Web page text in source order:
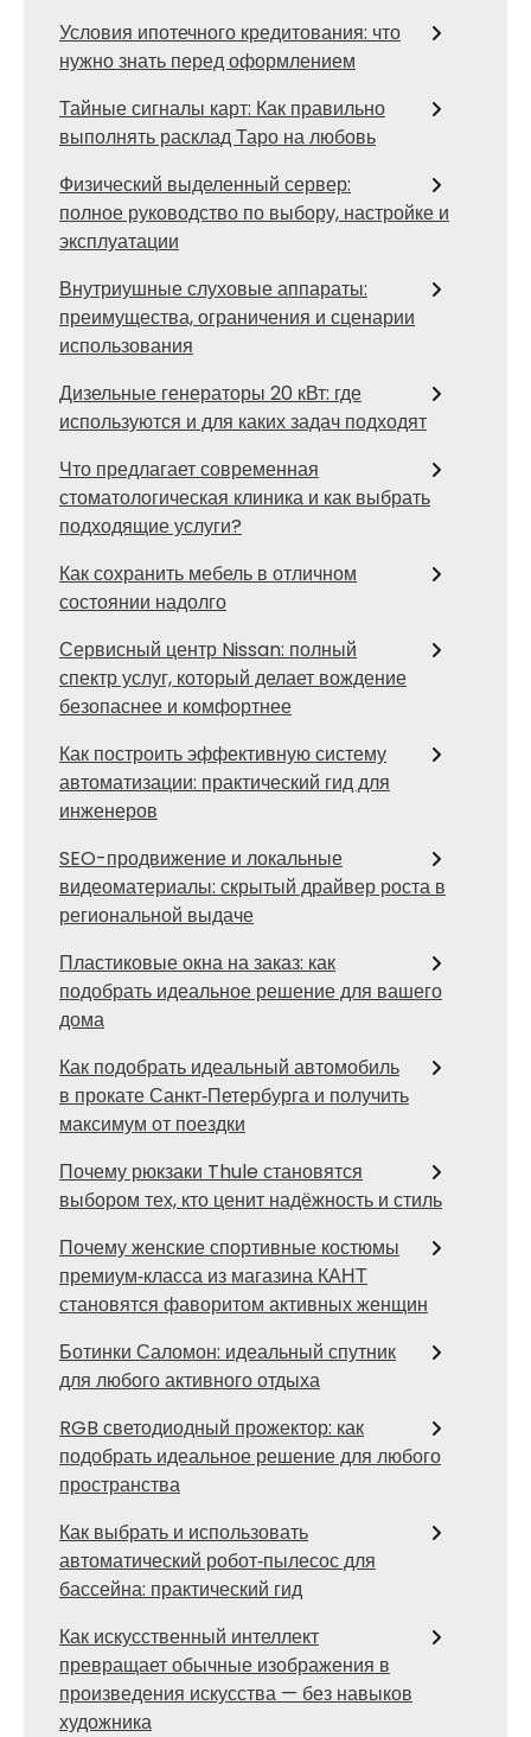
Условия ипотечного кредитования: что
нужно знать перед оформлением
Тайные сигналы карт: Как правильно
выполнять расклад Таро на любовь
Физический выделенный сервер:
полное руководство по выбору, настройке и
эксплуатации
Внутриушные слуховые аппараты:
преимущества, ограничения и сценарии
использования
Дизельные генераторы 20 кВт: где
используются и для каких задач подходят
Что предлагает современная
стоматологическая клиника и как выбрать
подходящие услуги?
Как сохранить мебель в отличном
состоянии надолго
Сервисный центр Nissan: полный
спектр услуг, который делает вождение
безопаснее и комфортнее
Как построить эффективную систему
автоматизации: практический гид для
инженеров
SEO-продвижение и локальные
видеоматериалы: скрытый драйвер роста в
региональной выдаче
Пластиковые окна на заказ: как
подобрать идеальное решение для вашего
дома
Как подобрать идеальный автомобиль
в прокате Санкт‑Петербурга и получить
максимум от поездки
Почему рюкзаки Thule становятся
выбором тех, кто ценит надёжность и стиль
Почему женские спортивные костюмы
премиум‑класса из магазина КАНТ
становятся фаворитом активных женщин
Ботинки Саломон: идеальный спутник
для любого активного отдыха
RGB светодиодный прожектор: как
подобрать идеальное решение для любого
пространства
Как выбрать и использовать
автоматический робот‑пылесос для
бассейна: практический гид
Как искусственный интеллект
превращает обычные изображения в
произведения искусства — без навыков
художника